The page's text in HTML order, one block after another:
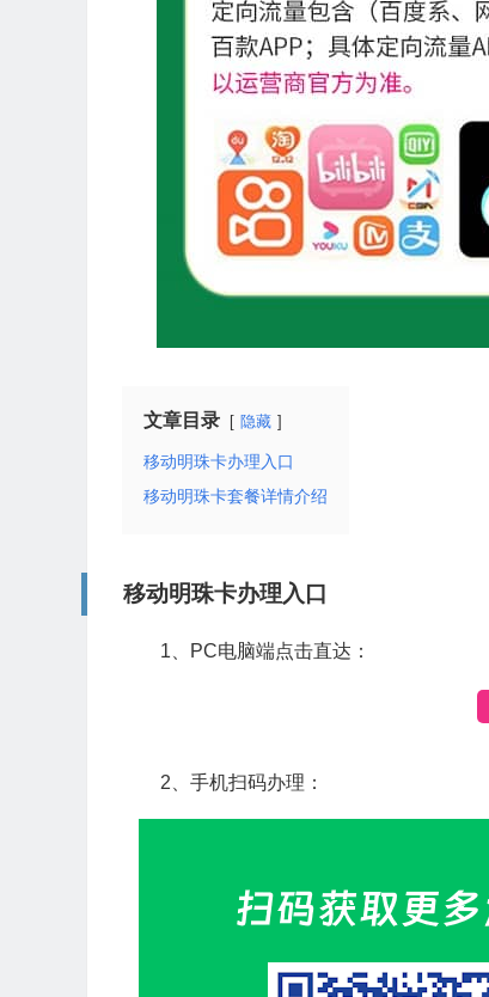
文章目录 隐藏
移动明珠卡办理入口
移动明珠卡套餐详情介绍
移动明珠卡办理入口
1、PC电脑端点击直达：
2、手机扫码办理：